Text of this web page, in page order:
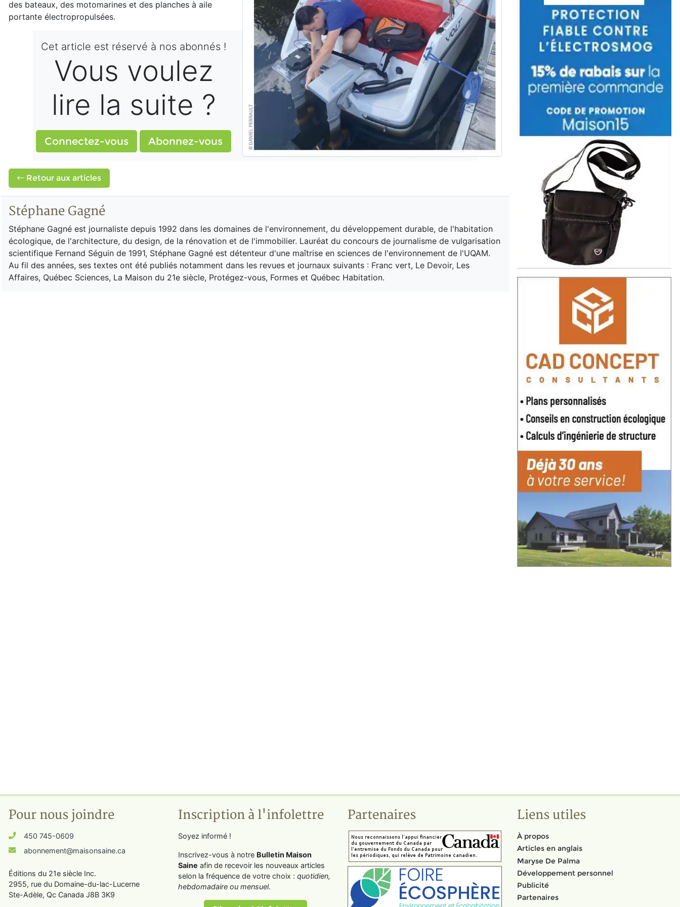
des bateaux, des motomarines et des planches à aile
portante électropropulsées.
Cet article est réservé à nos abonnés !
Vous voulez
lire la suite ?
Connectez-vous Abonnez-vous
Retour aux articles
Stéphane Gagné
Stéphane Gagné est journaliste depuis 1992 dans les domaines de l'environnement, du développement durable, de l'habitation
écologique, de l'architecture, du design, de la rénovation et de l'immobilier. Lauréat du concours de journalisme de vulgarisation
scientifique Fernand Séguin de 1991, Stéphane Gagné est détenteur d'une maîtrise en sciences de l'environnement de l'UQAM.
Au fil des années, ses textes ont été publiés notamment dans les revues et journaux suivants : Franc vert, Le Devoir, Les
Affaires, Québec Sciences, La Maison du 21e siècle, Protégez-vous, Formes et Québec Habitation.
Pour nous joindre
450 745-0609
abonnement@maisonsaine.ca
Éditions du 21e siècle Inc.
2955, rue du Domaine-du-lac-Lucerne
Ste-Adèle, Qc Canada J8B 3K9
Inscription à l'infolettre
Soyez informé !
Inscrivez-vous à notre Bulletin Maison
Saine afin de recevoir les nouveaux articles
selon la fréquence de votre choix : quotidien,
hebdomadaire ou mensuel.
Partenaires Liens utiles
À propos
Articles en anglais
Maryse De Palma
Développement personnel
Publicité
Partenaires